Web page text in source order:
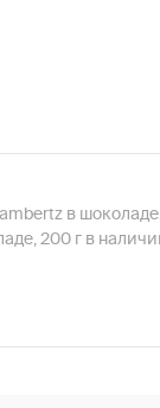
в
200 г в